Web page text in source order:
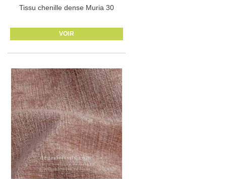
Tissu chenille dense Muria 30
VOIR